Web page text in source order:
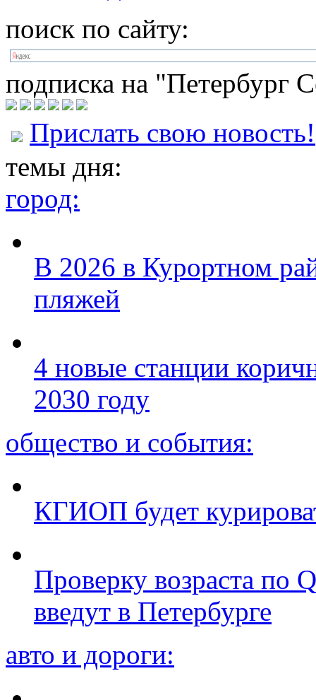
поиск по сайту:
подписка на "Петербург
Прислать свою новость!
темы дня:
город:
В 2026 в Курортном
пляжей
4 новые станции
2030 году
общество и события:
КГИОП будет
Проверку возраста по
введут в Петербурге
авто и дороги: